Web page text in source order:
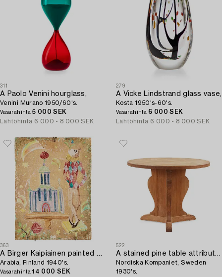
311
A Paolo Venini hourglass,
Venini Murano 1950/60's.
Vasarahinta5 000 SEK
Lähtöhinta 6 000 - 8 000 SEK
279
A Vicke Lindstrand glass vase,
Kosta 1950's-60's.
Vasarahinta 6 000 SEK
Lähtöhinta 6 000 - 8 000 SEK
363
A Birger Kaipiainen painted stoneware tile,
Arabia, Finland 1940's.
Vasarahinta14 000 SEK
522
A stained pine table attributed to Axel Einar Hjorth,
Nordiska Kompaniet, Sweden
1930's.